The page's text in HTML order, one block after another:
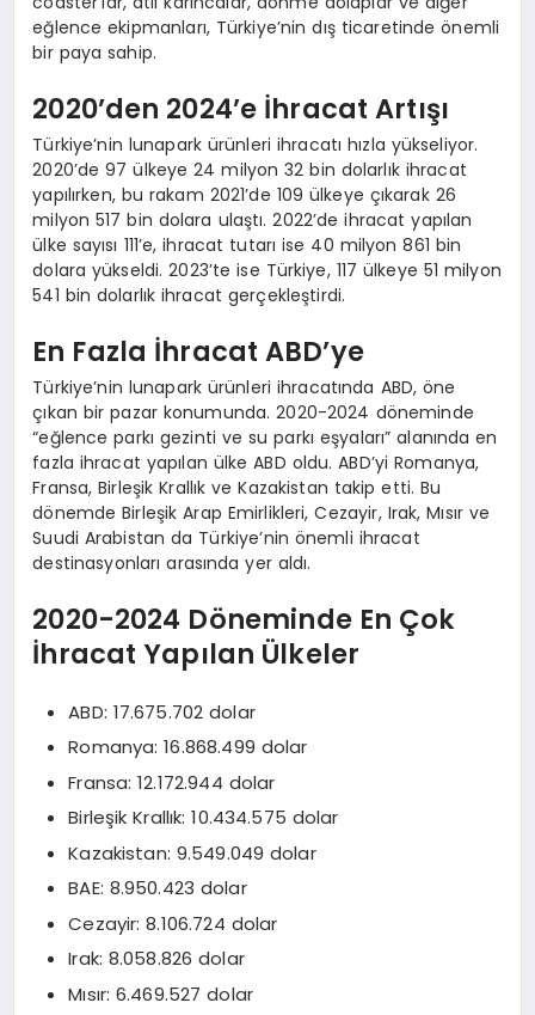
eğlence ekipmanları, Türkiye’nin dış ticaretinde önemli
bir paya sahip.
2020’den 2024’e İhracat Artışı
Türkiye’nin lunapark ürünleri ihracatı hızla yükseliyor.
2020’de 97 ülkeye 24 milyon 32 bin dolarlık ihracat
yapılırken, bu rakam 2021’de 109 ülkeye çıkarak 26
milyon 517 bin dolara ulaştı. 2022’de ihracat yapılan
ülke sayısı 111’e, ihracat tutarı ise 40 milyon 861 bin
dolara yükseldi. 2023’te ise Türkiye, 117 ülkeye 51 milyon
541 bin dolarlık ihracat gerçekleştirdi.
En Fazla İhracat ABD’ye
Türkiye’nin lunapark ürünleri ihracatında ABD, öne
çıkan bir pazar konumunda. 2020-2024 döneminde
“eğlence parkı gezinti ve su parkı eşyaları” alanında en
fazla ihracat yapılan ülke ABD oldu. ABD’yi Romanya,
Fransa, Birleşik Krallık ve Kazakistan takip etti. Bu
dönemde Birleşik Arap Emirlikleri, Cezayir, Irak, Mısır ve
Suudi Arabistan da Türkiye’nin önemli ihracat
destinasyonları arasında yer aldı.
2020-2024 Döneminde En Çok
İhracat Yapılan Ülkeler
ABD: 17.675.702 dolar
Romanya: 16.868.499 dolar
Fransa: 12.172.944 dolar
Birleşik Krallık: 10.434.575 dolar
Kazakistan: 9.549.049 dolar
BAE: 8.950.423 dolar
Cezayir: 8.106.724 dolar
Irak: 8.058.826 dolar
Mısır: 6.469.527 dolar